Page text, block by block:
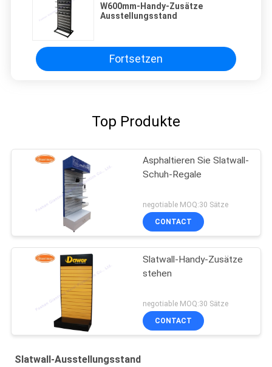
W600mm-Handy-Zusätze
Ausstellungsstand
Fortsetzen
Top Produkte
Asphaltieren Sie Slatwall-
Schuh-Regale
negotiable MOQ:30 Sätze
CONTACT
Slatwall-Handy-Zusätze
stehen
negotiable MOQ:30 Sätze
CONTACT
Slatwall-Ausstellungsstand